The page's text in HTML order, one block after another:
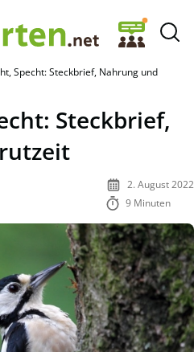
Specht: Steckbrief, Nahrung und
Steckbrief,
2. August 2022
9 Minuten